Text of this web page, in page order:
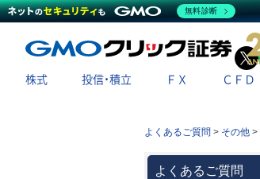
株式 投信・積立 ＦＸ ＣＦＤ
よくあるご質問 > その他 >
よくあるご質問
無料診断